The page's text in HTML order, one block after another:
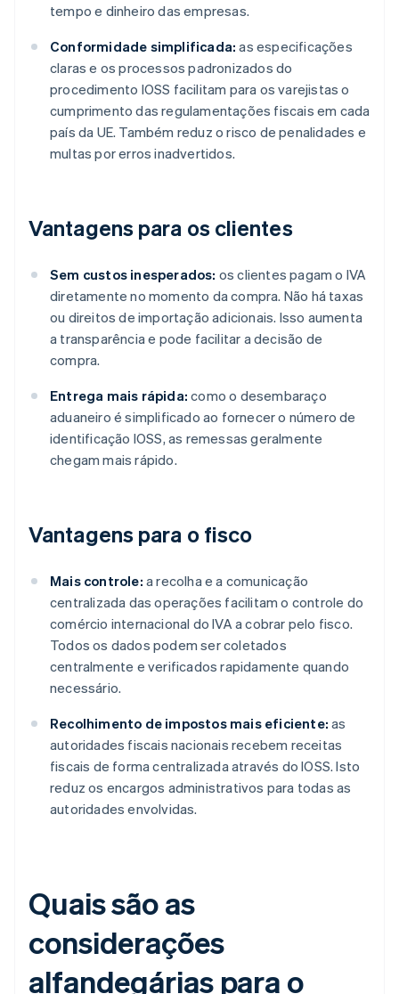
tempo e dinheiro das empresas.
Conformidade simplificada: as especificações
claras e os processos padronizados do
procedimento IOSS facilitam para os varejistas o
cumprimento das regulamentações fiscais em cada
país da UE. Também reduz o risco de penalidades e
multas por erros inadvertidos.
Vantagens para os clientes
Sem custos inesperados: os clientes pagam o IVA
diretamente no momento da compra. Não há taxas
ou direitos de importação adicionais. Isso aumenta
a transparência e pode facilitar a decisão de
compra.
Entrega mais rápida: como o desembaraço
aduaneiro é simplificado ao fornecer o número de
identificação IOSS, as remessas geralmente
chegam mais rápido.
Vantagens para o fisco
Mais controle: a recolha e a comunicação
centralizada das operações facilitam o controle do
comércio internacional do IVA a cobrar pelo fisco.
Todos os dados podem ser coletados
centralmente e verificados rapidamente quando
necessário.
Recolhimento de impostos mais eficiente: as
autoridades fiscais nacionais recebem receitas
fiscais de forma centralizada através do IOSS. Isto
reduz os encargos administrativos para todas as
autoridades envolvidas.
Quais são as
considerações
alfandegárias para o